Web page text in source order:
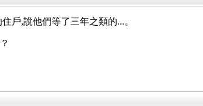
戶,說他們等了三年之類的...。